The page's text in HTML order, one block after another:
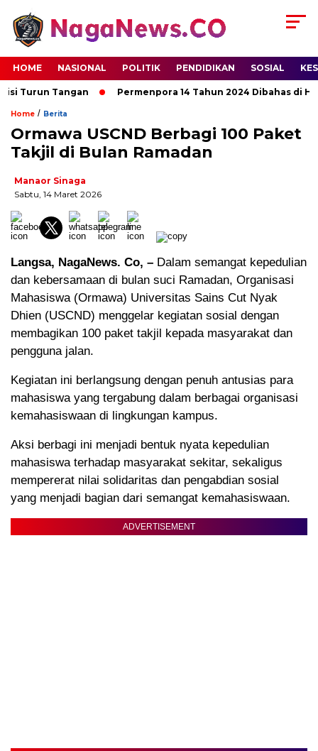
HOME NASIONAL POLITIK PENDIDIKAN SOSIAL
Turun Tangan Permenpora 14 Tahun 2024 Dibahas di HPN
Home / Berita
Ormawa USCND Berbagi 100 Paket
Takjil di Bulan Ramadan
Manaor Sinaga
Sabtu, 14 Maret 2026
Langsa, NagaNews. Co, – Dalam semangat kepedulian
dan kebersamaan di bulan suci Ramadan, Organisasi
Mahasiswa (Ormawa) Universitas Sains Cut Nyak
Dhien (USCND) menggelar kegiatan sosial dengan
membagikan 100 paket takjil kepada masyarakat dan
pengguna jalan.
Kegiatan ini berlangsung dengan penuh antusias para
mahasiswa yang tergabung dalam berbagai organisasi
kemahasiswaan di lingkungan kampus.
Aksi berbagi ini menjadi bentuk nyata kepedulian
mahasiswa terhadap masyarakat sekitar, sekaligus
mempererat nilai solidaritas dan pengabdian sosial
yang menjadi bagian dari semangat kemahasiswaan.
ADVERTISEMENT